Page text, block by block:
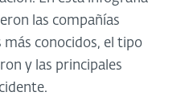
las compañías
más conocidos, el tipo
y las principales